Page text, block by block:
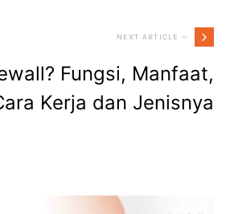
NEXT ARTICLE —
Fungsi, Manfaat,
Kerja dan Jenisnya